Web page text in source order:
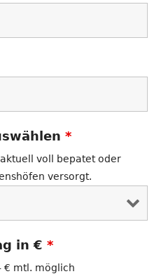
*
voll bepatet oder
versorgt.
in € *
€ mtl. möglich